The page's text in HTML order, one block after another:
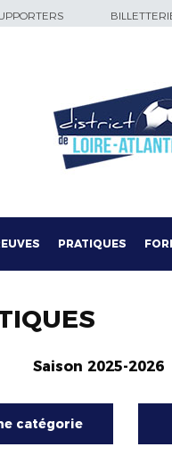
PRATIQUES
Saison 2025-2026
catégorie